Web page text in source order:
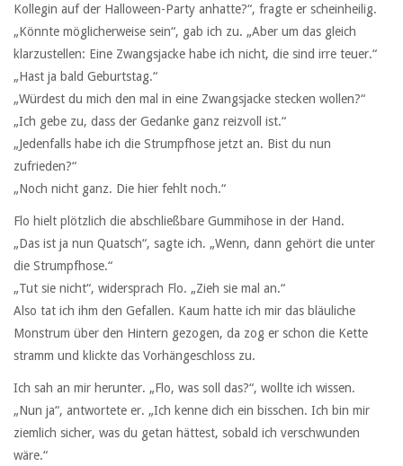
Kollegin auf der Halloween-Party anhatte?“, fragte er scheinheilig.
„Könnte möglicherweise sein“, gab ich zu. „Aber um das gleich
klarzustellen: Eine Zwangsjacke habe ich nicht, die sind irre teuer.“
„Hast ja bald Geburtstag.“
„Würdest du mich den mal in eine Zwangsjacke stecken wollen?“
„Ich gebe zu, dass der Gedanke ganz reizvoll ist.“
„Jedenfalls habe ich die Strumpfhose jetzt an. Bist du nun
zufrieden?“
„Noch nicht ganz. Die hier fehlt noch.“
Flo hielt plötzlich die abschließbare Gummihose in der Hand.
„Das ist ja nun Quatsch“, sagte ich. „Wenn, dann gehört die unter
die Strumpfhose.“
„Tut sie nicht“, widersprach Flo. „Zieh sie mal an.“
Also tat ich ihm den Gefallen. Kaum hatte ich mir das bläuliche
Monstrum über den Hintern gezogen, da zog er schon die Kette
stramm und klickte das Vorhängeschloss zu.
Ich sah an mir herunter. „Flo, was soll das?“, wollte ich wissen.
„Nun ja“, antwortete er. „Ich kenne dich ein bisschen. Ich bin mir
ziemlich sicher, was du getan hättest, sobald ich verschwunden
wäre.“